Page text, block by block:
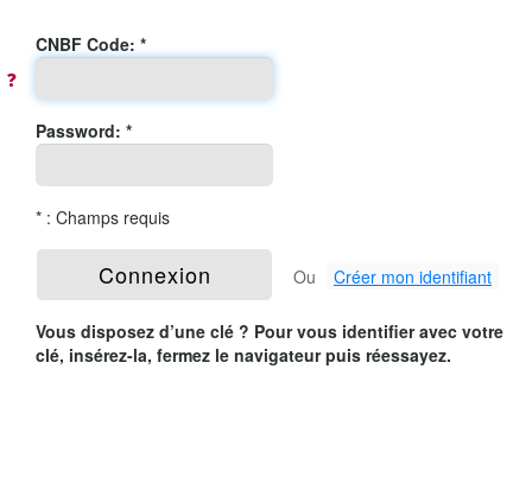
❓
Connexion
CNBF Code: *
Password: *
* : Champs requis
Ou Créer mon identifiant
Vous disposez d’une clé ? Pour vous identifier avec votre
clé, insérez-la, fermez le navigateur puis réessayez.